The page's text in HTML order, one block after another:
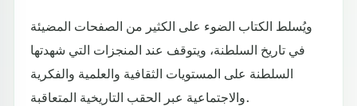
ويُسلط الكتاب الضوء على الكثير من الصفحات المضيئة
في تاريخ السلطنة، ويتوقف عند المنجزات التي شهدتها
السلطنة على المستويات الثقافية والعلمية والفكرية
والاجتماعية عبر الحقب التاريخية المتعاقبة.